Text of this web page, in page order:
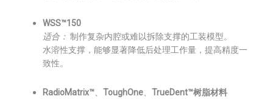
WSS™150
适合： 制作复杂内腔或难以拆除支撑的工装模型。
水溶性支撑，能够显著降低后处理工作量，提高精度一
致性。
RadioMatrix™ ToughOne
TrueDent™树脂材料